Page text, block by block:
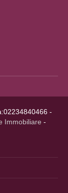
-
Immobiliare -